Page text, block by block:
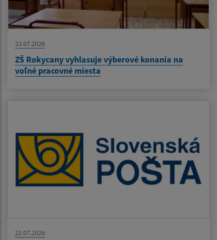
23.07.2026
ZŠ Rokycany vyhlasuje výberové konania na
voľné pracovné miesta
22.07.2026